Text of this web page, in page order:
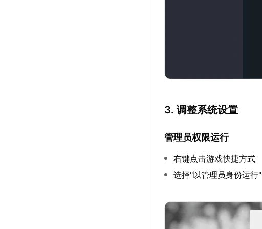
3. 调整系统设置
管理员权限运行
右键点击游戏快捷方式
选择"以管理员身份运行"